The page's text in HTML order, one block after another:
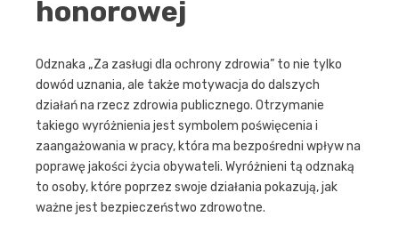
honorowej
Odznaka „Za zasługi dla ochrony zdrowia” to nie tylko
dowód uznania, ale także motywacja do dalszych
działań na rzecz zdrowia publicznego. Otrzymanie
takiego wyróżnienia jest symbolem poświęcenia i
zaangażowania w pracy, która ma bezpośredni wpływ na
poprawę jakości życia obywateli. Wyróżnieni tą odznaką
to osoby, które poprzez swoje działania pokazują, jak
ważne jest bezpieczeństwo zdrowotne.